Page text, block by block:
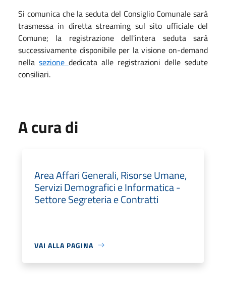
Si comunica che la seduta del Consiglio Comunale sarà
trasmessa in diretta streaming sul sito ufficiale del
Comune; la registrazione dell'intera seduta sarà
successivamente disponibile per la visione on-demand
nella sezione dedicata alle registrazioni delle sedute
consiliari.
A cura di
Area Affari Generali, Risorse Umane,
Servizi Demografici e Informatica -
Settore Segreteria e Contratti
VAI ALLA PAGINA